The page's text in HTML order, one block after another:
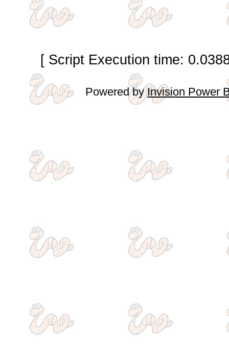
[ Script Execution time:
Powered byInvision Power